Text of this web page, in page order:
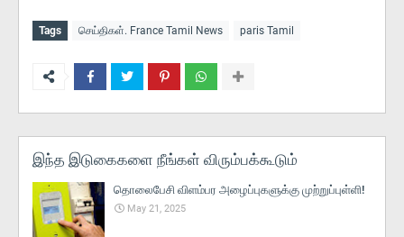
Tags செய்திகள். France Tamil News paris Tamil
இந்த இடுகைகளை நீங்கள் விரும்பக்கூடும்
தொலைபேசி விளம்பர அழைப்புகளுக்கு முற்றுப்புள்ளி!
May 21, 2025